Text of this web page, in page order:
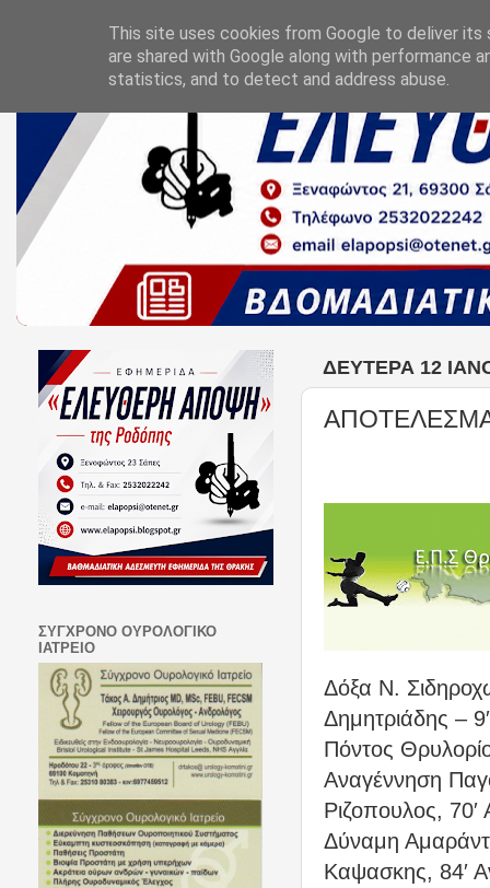
ΔΕΥΤΈΡΑ 12
Δόξα Ν.
Δημητριάδης –
Πόντος
Αναγέννηση
Ριζοπουλος,
Δύναμη
Καψασκης, 84′
ΣΥΓΧΡΟΝΟ ΟΥΡΟΛΟΓΙΚΟ
ΙΑΤΡΕΙΟ
This site uses cookies from Google to deliver its
are shared with Google along with performance
statistics, and to detect and address abuse.